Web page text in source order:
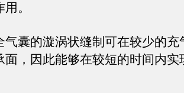
。
的漩涡状缝制可在较少的充
面，因此能够在较短的时间内实